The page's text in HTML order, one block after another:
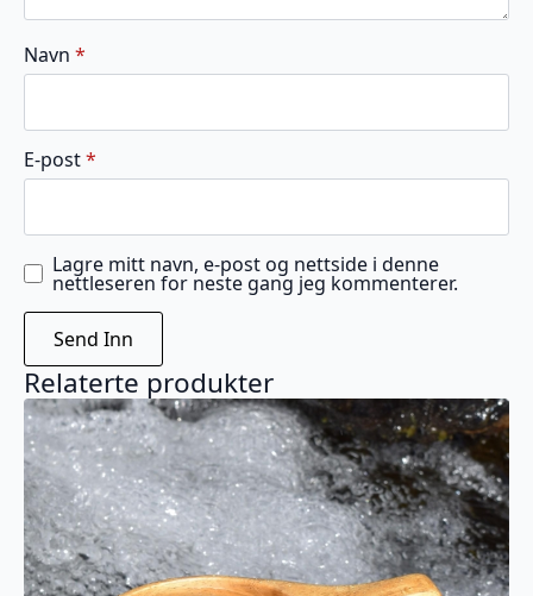
Navn *
E-post*
Lagre mitt navn, e-post og nettside i denne
nettleseren for neste gang jeg kommenterer.
Relaterte produkter